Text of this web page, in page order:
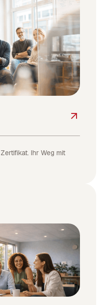
Ihr Weg mit